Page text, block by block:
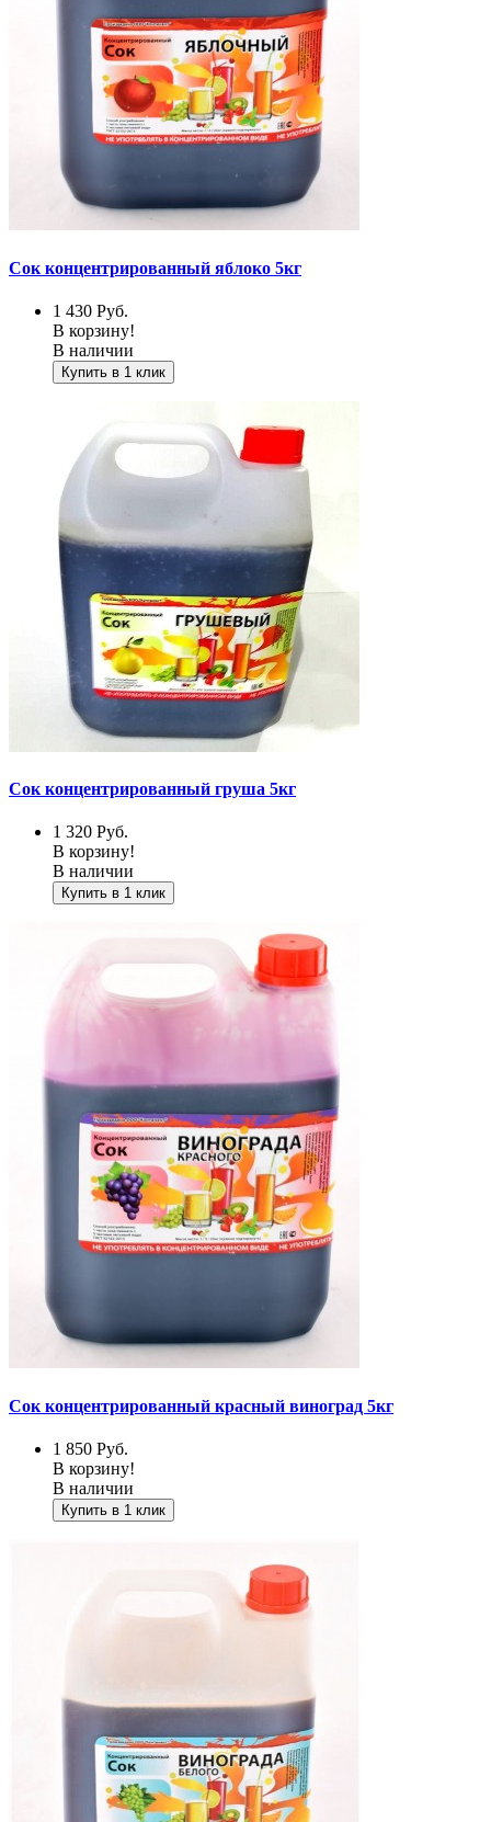
Сок концентрированный яблоко 5кг
1 430 Руб.
В корзину!
В наличии
Купить в 1 клик
Сок концентрированный груша 5кг
1 320 Руб.
В корзину!
В наличии
Купить в 1 клик
Сок концентрированный красный виноград 5кг
1 850 Руб.
В корзину!
В наличии
Купить в 1 клик